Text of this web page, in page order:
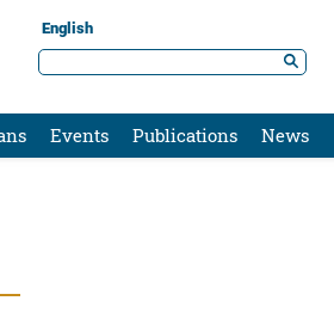
English
Events Publications News